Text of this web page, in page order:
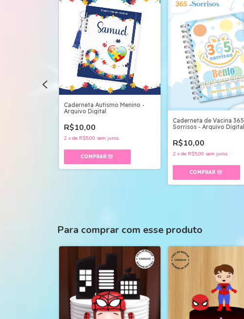
Caderneta Autismo Menino -
Arquivo Digital
R$10,00
2 x de R$5,00 sem juros
Caderneta de Vacina 365
Sorrisos - Arquivo Digital
R$10,00
2 xde R$5,00 sem juros
Para comprar com esse produto